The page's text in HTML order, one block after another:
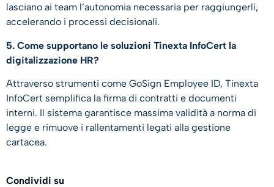
lasciano ai team l’autonomia necessaria per raggiungerli,
accelerando i processi decisionali.
5. Come supportano le soluzioni Tinexta InfoCert la
digitalizzazione HR?
Attraverso strumenti come GoSign Employee ID, Tinexta
InfoCert semplifica la firma di contratti e documenti
interni. Il sistema garantisce massima validità a norma di
legge e rimuove i rallentamenti legati alla gestione
cartacea.
Condividi su